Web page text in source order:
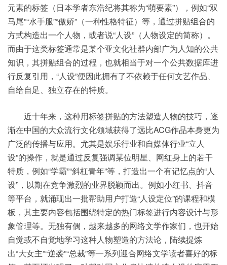
元素的标签（日本学者东浩纪将其称为“萌要素”），例如“双
马尾”“水手服”“傲娇”（一种性格特征）等，通过拼贴组合的
方式构造出一个人物，或者说“人设”（人物设定的简称）。
而由于这类标签通常是某个亚文化社群内部广为人知的公共
知识，其拼贴组合的过程，也就相当于对一个公共数据库进
行反复引用，“人设”便因此拥有了不依赖于任何文艺作品、
自给自足、独立存在的特质。
近十年来，这种用标签拼贴的方法塑造人物的技巧，逐
渐在中国的大众流行文化领域获得了远比ACG作品本身更为
广泛的传播与应用。尤其是娱乐行业和自媒体行业“立人
设”的操作，就是通过反复强调某位明星、网红身上的若干
特质，例如“学霸”“斜杠青年”等，打造出一个有记忆点的“人
设”，以期在竞争激烈的业界脱颖而出。例如小红书、抖音
等平台，就涌现出一批帮助用户打造“人设定位”的课程和模
板，其主要内容包括围绕特定的热门标签进行内容设计与形
象管理等。无独有偶，越来越多的网络文学作家们，也开始
自觉或不自觉地学习这种人物塑造的方法论，陆续提炼
出“大女主”“逆袭”“总裁”等一系列迎合网络文学读者喜好的标